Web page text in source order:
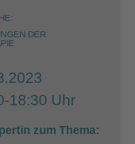
DER
18:30 Uhr
zum Thema: